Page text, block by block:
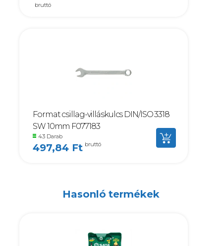
bruttó
Format csillag-villáskulcs DIN/ISO 3318
SW 10mm F077183
43 Darab
497,84 Ft bruttó
Hasonló termékek